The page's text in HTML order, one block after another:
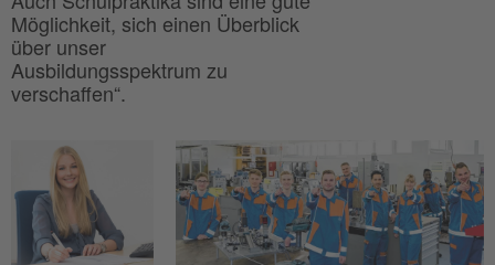
Möglichkeit, sich einen Überblick
über unser
Ausbildungsspektrum zu
verschaffen“.